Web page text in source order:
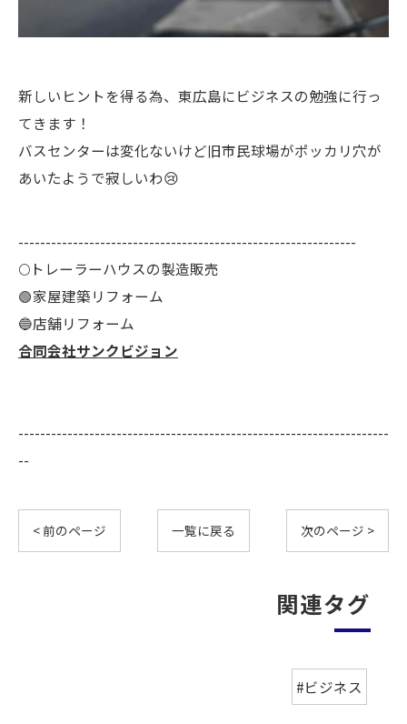
新しいヒントを得る為、東広島にビジネスの勉強に行っ
てきます！
バスセンターは変化ないけど旧市民球場がポッカリ穴が
あいたようで寂しいわ😢
--------------------------------------------------------------
🌕️トレーラーハウスの製造販売
🟢家屋建築リフォーム
🔵店舗リフォーム
合同会社サンクビジョン
--------------------------------------------------------------------
--
< 前のページ 一覧に戻る 次のページ >
関連タグ
#ビジネス